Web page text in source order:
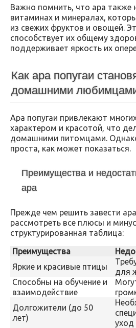
Важно помнить, что ара также
витаминах и минералах,
из свежих фруктов и овощей.
способствует их общему
поддерживает яркость их
Как ара попугаи
домашними
Ара попугаи привлекают
характером и красотой, что
домашними питомцами.
проста, как может показаться.
Преимущества и
ара
Прежде чем решить завести
рассмотреть все плюсы и
структурированная таблица:
Преимущества
Яркие и красивые птицы
для
Способны на обучение и
взаимодействие
Долгожители (до 50
лет)
уход